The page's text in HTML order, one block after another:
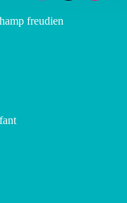
freudien